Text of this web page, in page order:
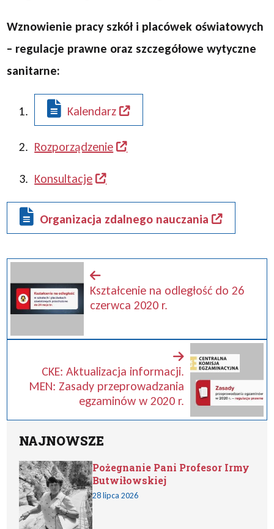
Wznowienie pracy szkół i placówek oświatowych
– regulacje prawne oraz szczegółowe wytyczne
sanitarne:
Kalendarz
Rozporządzenie
Konsultacje
Organizacja zdalnego nauczania
Kształcenie na odległość do 26
czerwca 2020 r.
CKE: Aktualizacja informacji.
MEN: Zasady przeprowadzania
egzaminów w 2020 r.
NAJNOWSZE
Pożegnanie Pani Profesor Irmy
Butwiłowskiej
28 lipca 2026